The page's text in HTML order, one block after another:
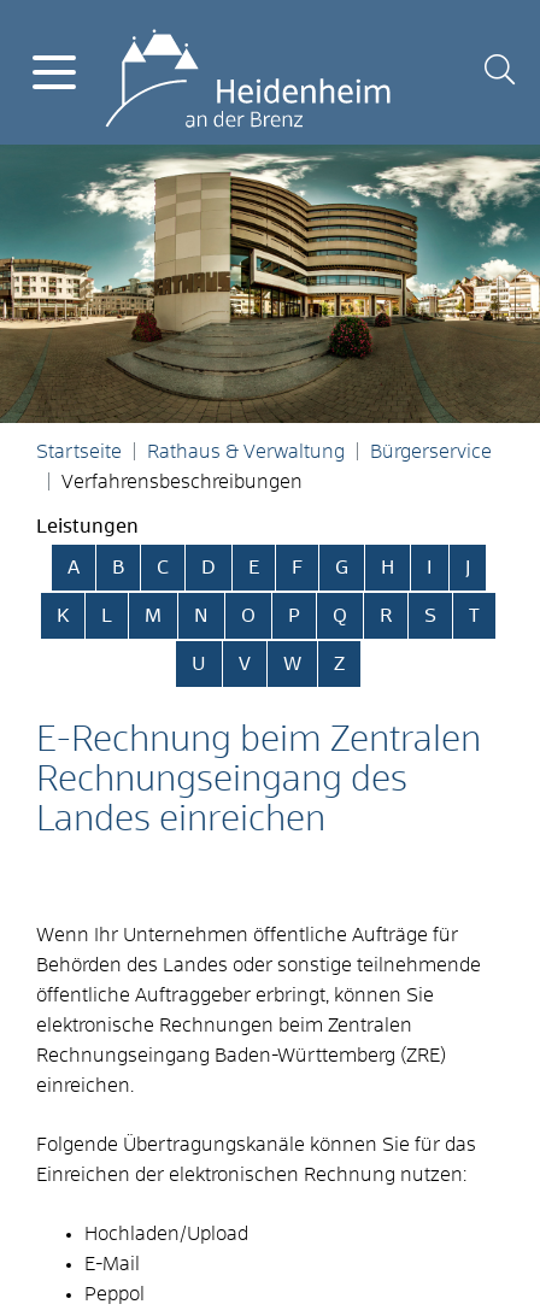
Startseite Rathaus & Verwaltung
Bürgerservice
Verfahrensbeschreibungen
Leistungen
Alphabetisches Register überspringen
A B C D E F G H
K L M N O P Q R S T
U V W Z
E-Rechnung beim Zentralen
Rechnungseingang des
Landes einreichen
Wenn Ihr Unternehmen öffentliche Aufträge für
Behörden des Landes oder sonstige teilnehmende
öffentliche Auftraggeber erbringt, können Sie
elektronische Rechnungen beim Zentralen
Rechnungseingang Baden-Württemberg (ZRE)
einreichen.
Folgende Übertragungskanäle können Sie für das
Einreichen der elektronischen Rechnung nutzen:
Hochladen/Upload
E-Mail
Peppol